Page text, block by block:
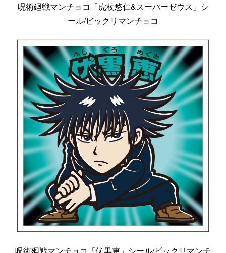
呪術廻戦マンチョコ「虎杖悠仁&スーパーゼウス」シ
ール/ビックリマンチョコ